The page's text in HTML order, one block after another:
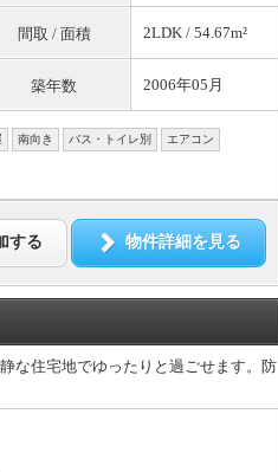
間取 / 面積 2LDK / 54.67m²
築年数 2006年05月
南向き バス・トイレ別 エアコン
する 物件詳細を見る
な住宅地でゆったりと過ごせます。防